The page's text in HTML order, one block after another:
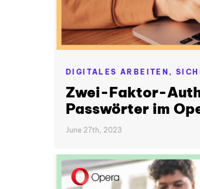
DIGITALES ARBEITEN,
Zwei-Faktor-
Passwörter im
June 27th, 2023